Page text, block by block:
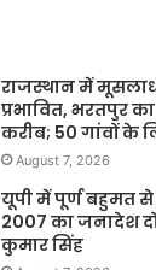
राजस्थान में
प्रभावित, भरतपुर
करीब; 50 गांवों के
August 7, 2026
यूपी में पूर्ण बहुमत
2007 का जनादेश
कुमार सिंह